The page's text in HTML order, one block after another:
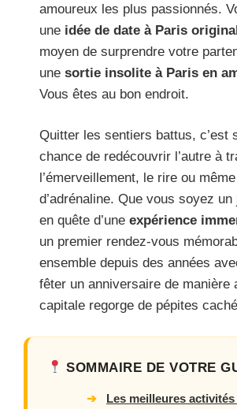
amoureux les plus passionnés.
une idée de date à Paris
moyen de surprendre votre
une sortie insolite à Paris en
Vous êtes au bon endroit.
Quitter les sentiers battus, c’est
chance de redécouvrir l’autre à
l’émerveillement, le rire ou
d’adrénaline. Que vous soyez
en quête d’une expérience
un premier rendez-vous
ensemble depuis des années
fêter un anniversaire de manière
capitale regorge de pépites
SOMMAIRE DE VOTRE
➔
Les meilleures